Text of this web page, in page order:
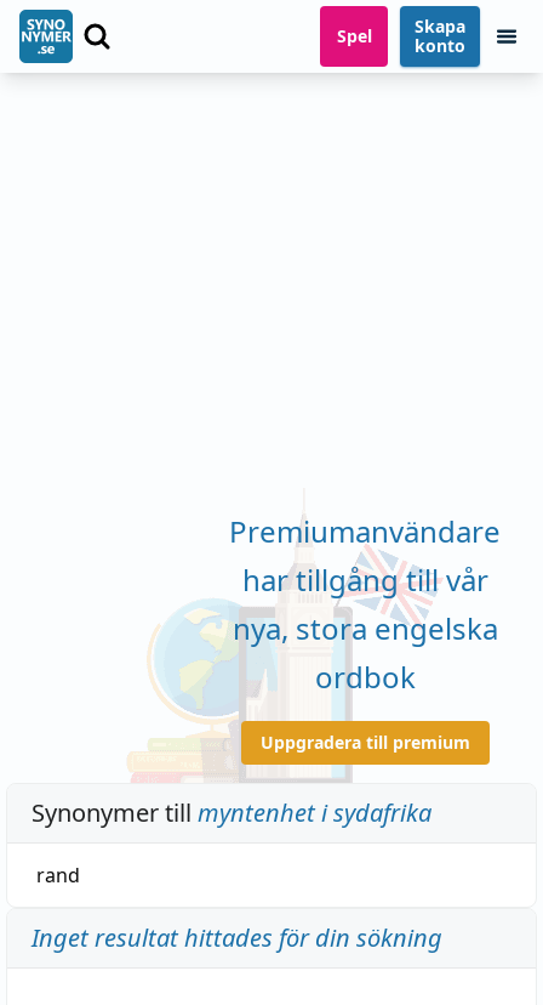
Spel
Skapa
konto
Premiumanvändare
har tillgång till vår
nya, stora engelska
ordbok
Uppgradera till premium
Synonymer till myntenhet i sydafrika
rand
Inget resultat hittades för din sökning